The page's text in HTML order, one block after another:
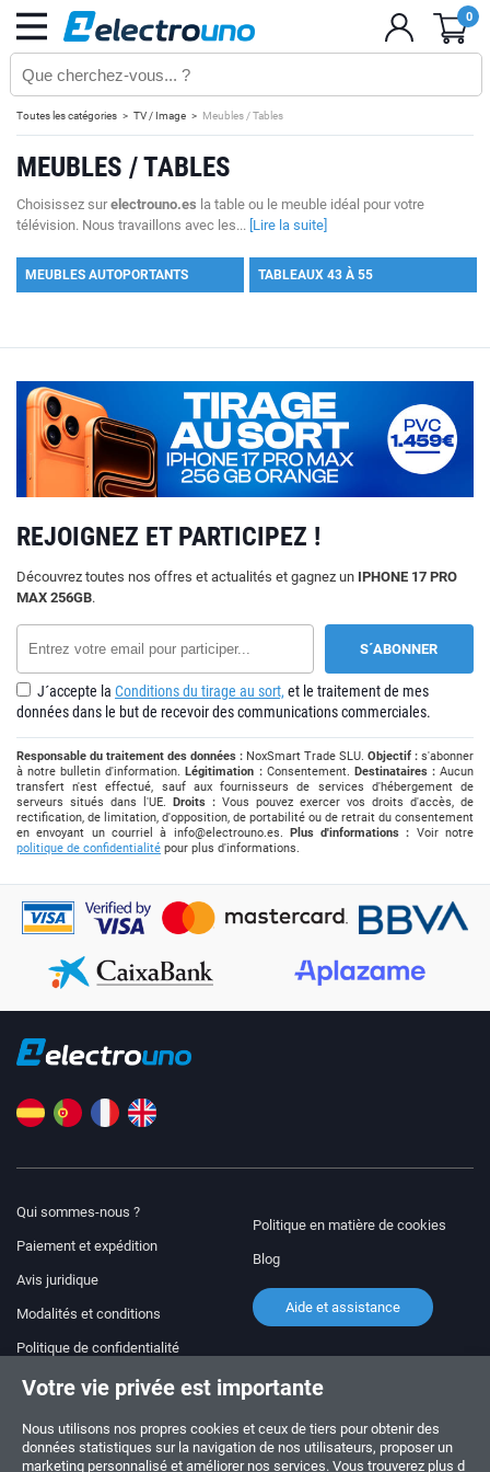
0
Toutes les catégories TV / Image Meubles / Tables
MEUBLES / TABLES
Choisissez surelectrouno.es la table ou le meuble idéal pour votre
télévision. Nous travaillons avec les... [Lire la suite]
MEUBLES AUTOPORTANTS TABLEAUX 43 À 55
REJOIGNEZ ET PARTICIPEZ !
Découvrez toutes nos offres et actualités et gagnez un IPHONE 17 PRO
MAX 256GB.
J´accepte la Conditions du tirage au sort, et le traitement de mes
données dans le but de recevoir des communications commerciales.
Responsable du traitement des données : NoxSmart Trade SLU. Objectif : s'abonner
à notre bulletin d'information.Légitimation :Consentement. Destinataires :Aucun
transfert n'est effectué, sauf aux fournisseurs de services d'hébergement de
serveurs situés dans l'UE. Droits : Vous pouvez exercer vos droits d'accès, de
rectification, de limitation, d'opposition, de portabilité ou de retrait du consentement
en envoyant un courriel à info@electrouno.es. Plus d'informations : Voir notre
politique de confidentialité pour plus d'informations.
Qui sommes-nous ?
Paiement et expédition
Avis juridique
Modalités et conditions
Politique de confidentialité
Politique en matière de cookies
Blog
Aide et assistance
COMMANDES ET QUESTIONS
+34 910 600 459
+34 622 219 640
Suivez-nous !
Votre vie privée est importante
Nous utilisons nos propres cookies et ceux de tiers pour obtenir des
données statistiques sur la navigation de nos utilisateurs, proposer un
marketing personnalisé et améliorer nos services. Vous trouverez plus d